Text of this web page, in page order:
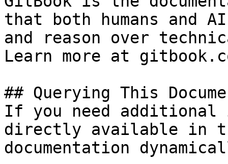
that both humans and
and reason over
Learn more at
## Querying This
If you need
directly available in
documentation